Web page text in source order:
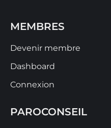
MEMBRES
Devenir membre
Dashboard
Connexion
PAROCONSEIL